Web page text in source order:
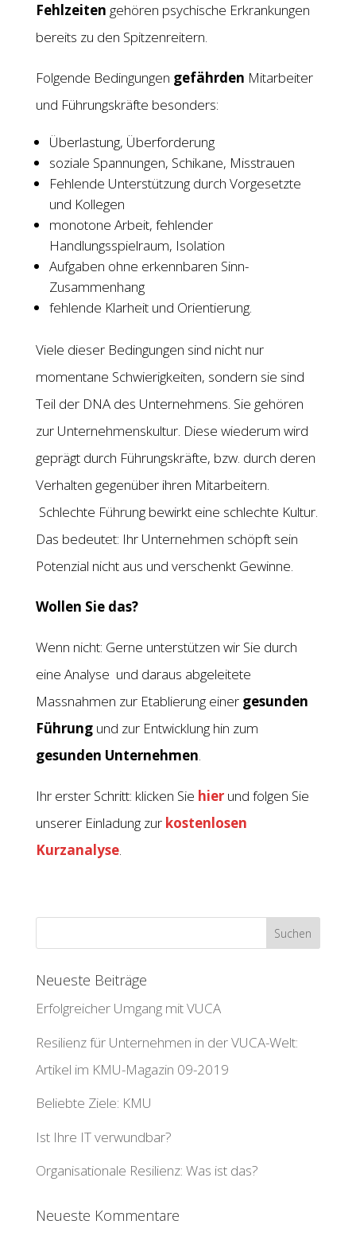
Fehlzeiten gehören psychische Erkrankungen
bereits zu den Spitzenreitern.
Folgende Bedingungen gefährden Mitarbeiter
und Führungskräfte besonders:
Überlastung, Überforderung
soziale Spannungen, Schikane, Misstrauen
Fehlende Unterstützung durch Vorgesetzte
und Kollegen
monotone Arbeit, fehlender
Handlungsspielraum, Isolation
Aufgaben ohne erkennbaren Sinn-
Zusammenhang
fehlende Klarheit und Orientierung.
Viele dieser Bedingungen sind nicht nur
momentane Schwierigkeiten, sondern sie sind
Teil der DNA des Unternehmens. Sie gehören
zur Unternehmenskultur. Diese wiederum wird
geprägt durch Führungskräfte, bzw. durch deren
Verhalten gegenüber ihren Mitarbeitern.
Schlechte Führung bewirkt eine schlechte Kultur.
Das bedeutet: Ihr Unternehmen schöpft sein
Potenzial nicht aus und verschenkt Gewinne.
Wollen Sie das?
Wenn nicht: Gerne unterstützen wir Sie durch
eine Analyse und daraus abgeleitete
Massnahmen zur Etablierung einer gesunden
Führungund zur Entwicklung hin zum
gesunden Unternehmen.
Ihr erster Schritt: klicken Sie hier und folgen Sie
unserer Einladung zur kostenlosen
Kurzanalyse.
Neueste Beiträge
Erfolgreicher Umgang mit VUCA
Resilienz für Unternehmen in der VUCA-Welt:
Artikel im KMU-Magazin 09-2019
Beliebte Ziele: KMU
Ist Ihre IT verwundbar?
Organisationale Resilienz: Was ist das?
Neueste Kommentare